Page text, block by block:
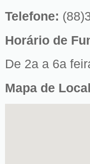
Telefone:
Horário de
De 2a a 6a
Mapa de